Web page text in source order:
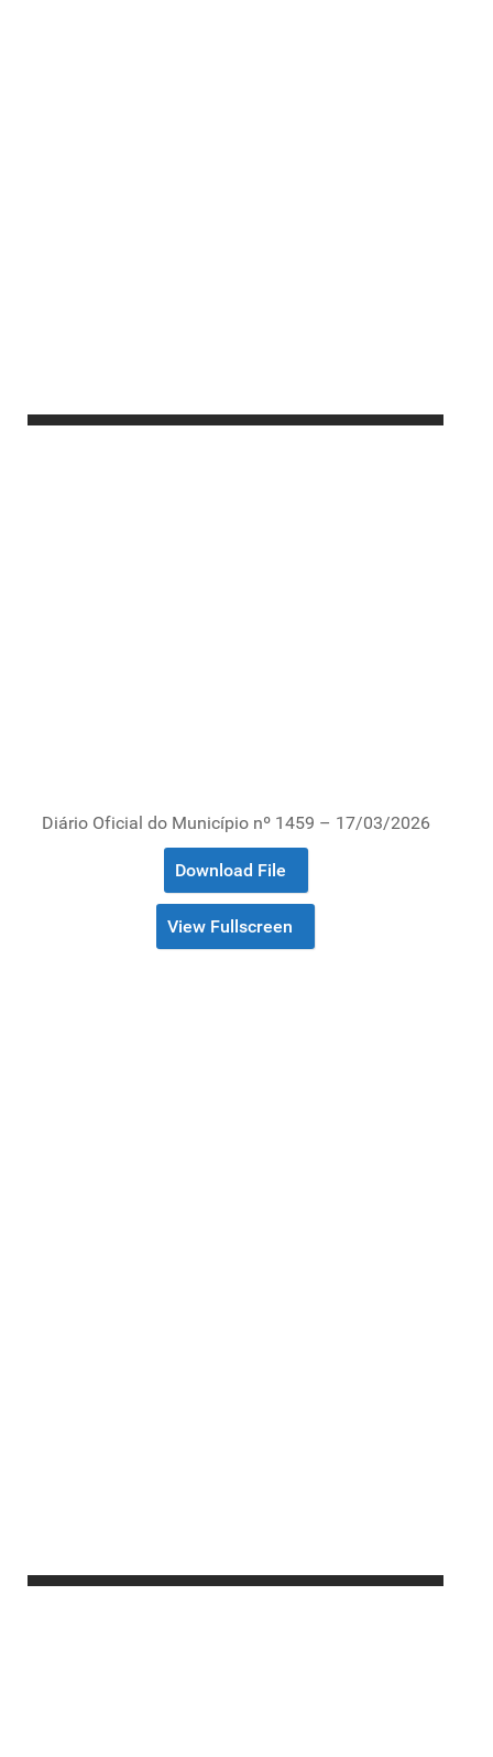
Diário Oficial do Município nº 1459 – 17/03/2026
Download File
View Fullscreen